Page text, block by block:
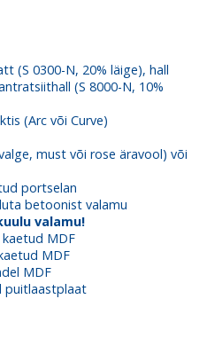
(S 0300-N, 20% läige), hall
(S 8000-N, 10%
(Arc või Curve)
must või rose äravool) või
portselan
betoonist valamu
valamu!
MDF
MDF
MDF
puitlaastplaat